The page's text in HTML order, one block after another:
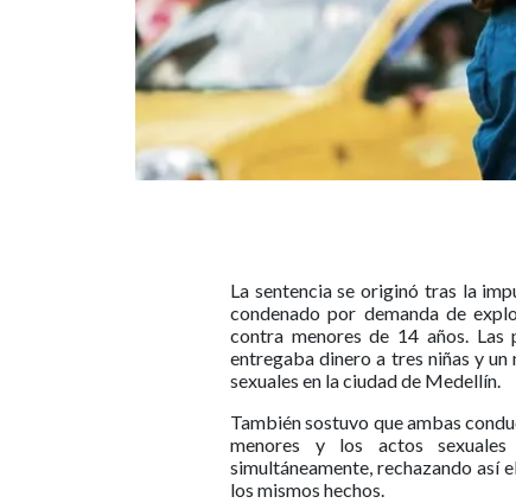
La sentencia se originó tras la
condenado por demanda de
contra menores de 14 años.
entregaba dinero a tres niñas y
sexuales en la ciudad de Medellín.
También sostuvo que ambas
menores y los actos
simultáneamente, rechazando así
los mismos hechos.